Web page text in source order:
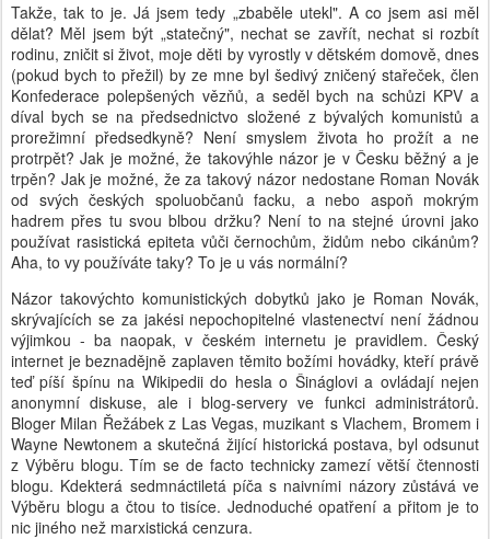
Takže, tak to je. Já jsem tedy „zbaběle utekl". A co jsem asi měl
dělat? Měl jsem být „statečný", nechat se zavřít, nechat si rozbít
rodinu, zničit si život, moje děti by vyrostly v dětském domově, dnes
(pokud bych to přežil) by ze mne byl šedivý zničený stařeček, člen
Konfederace polepšených vězňů, a seděl bych na schůzi KPV a
díval bych se na předsednictvo složené z bývalých komunistů a
prorežimní předsedkyně? Není smyslem života ho prožít a ne
protrpět? Jak je možné, že takovýhle názor je v Česku běžný a je
trpěn? Jak je možné, že za takový názor nedostane Roman Novák
od svých českých spoluobčanů facku, a nebo aspoň mokrým
hadrem přes tu svou blbou držku? Není to na stejné úrovni jako
používat rasistická epiteta vůči černochům, židům nebo cikánům?
Aha, to vy používáte taky? To je u vás normální?
Názor takovýchto komunistických dobytků jako je Roman Novák,
skrývajících se za jakési nepochopitelné vlastenectví není žádnou
výjimkou - ba naopak, v českém internetu je pravidlem. Český
internet je beznadějně zaplaven těmito božími hovádky, kteří právě
teď píší špínu na Wikipedii do hesla o Šináglovi a ovládají nejen
anonymní diskuse, ale i blog-servery ve funkci administrátorů.
Bloger Milan Řežábek z Las Vegas, muzikant s Vlachem, Bromem i
Wayne Newtonem a skutečná žijící historická postava, byl odsunut
z Výběru blogu. Tím se de facto technicky zamezí větší čtennosti
blogu. Kdekterá sedmnáctiletá píča s naivními názory zůstává ve
Výběru blogu a čtou to tisíce. Jednoduché opatření a přitom je to
nic jiného než marxistická cenzura.